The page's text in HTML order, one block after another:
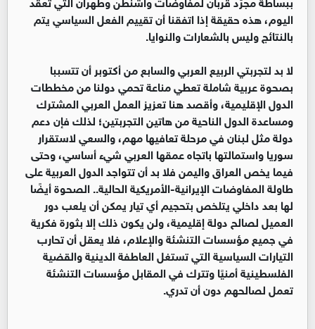
اليوم، هذه حقيقة إذا اتفقنا أن تقييم الفعل السياسي يتم
بالنتائج وليس بالشعارات والنوايا.
لا بد لتجربتي الربيع العربي والسابع من أكتوبر أن تتسببا
بصحوة عربية شاملة تعطي مناعة تحمي دولنا من مخططات
الدول الإقليمية، وأقصد هنا تعزيز العمل العربي المشترك
ومساعدة الدول الناحية من هاتين التجربتين؛ لذلك فإن دعم
دولة مثل لبنان في مرحلة تعافيها مهم، والسعي لاستقرار
سوريا واستمالتها باتجاه عمقها العربي شيء أساسي، وحتى
فيما يخص العراق واليمن فلا بد أن تتواجد الدول العربية على
طاولة المفاوضات الإيرانية-الأمريكية الحالية.. الصحوة أيضًا
لها بعد داخلي يتلخص بتحجيم أي تيار يمكن أن يلعب دور
العميل لصالح دولة إقليمية، ولن يكون ذلك إلا بثورة فكرية
في جميع مؤسسات التنشئة والإعلام، فلا يعقل أن تحارب
التيارات السياسية التي تستغل العاطفة الدينية والقضية
الفلسطينية أمنيًا وتترك في المقابل مؤسسات التنشئة
تعمل لصالحهم دون أن تدري.